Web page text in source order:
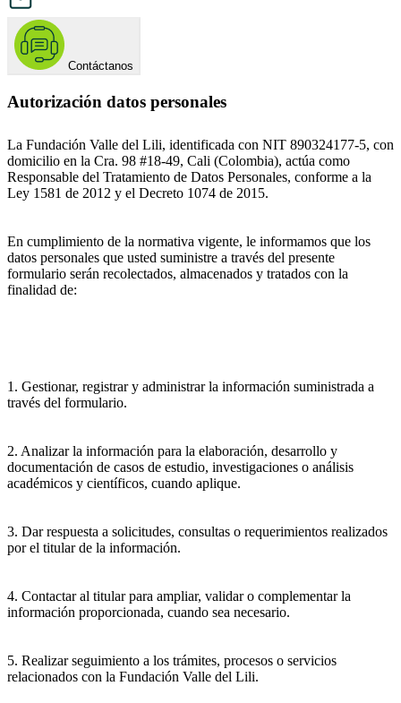
Contáctanos
Autorización datos personales
La Fundación Valle del Lili, identificada con NIT 890324177-5, con
domicilio en la Cra. 98 #18-49, Cali (Colombia), actúa como
Responsable del Tratamiento de Datos Personales, conforme a la
Ley 1581 de 2012 y el Decreto 1074 de 2015.
En cumplimiento de la normativa vigente, le informamos que los
datos personales que usted suministre a través del presente
formulario serán recolectados, almacenados y tratados con la
finalidad de:
1. Gestionar, registrar y administrar la información suministrada a
través del formulario.
2. Analizar la información para la elaboración, desarrollo y
documentación de casos de estudio, investigaciones o análisis
académicos y científicos, cuando aplique.
3. Dar respuesta a solicitudes, consultas o requerimientos realizados
por el titular de la información.
4. Contactar al titular para ampliar, validar o complementar la
información proporcionada, cuando sea necesario.
5. Realizar seguimiento a los trámites, procesos o servicios
relacionados con la Fundación Valle del Lili.